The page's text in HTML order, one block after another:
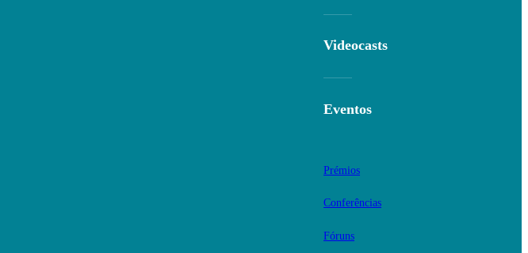
Videocasts
Eventos
Prémios
Conferências
Fóruns